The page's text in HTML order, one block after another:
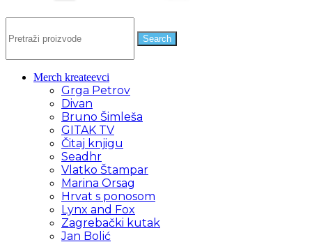
Search
Merch kreateevci
Grga Petrov
Divan
Bruno Šimleša
GITAK TV
Čitaj knjigu
Seadhr
Vlatko Štampar
Marina Orsag
Hrvat s ponosom
Lynx and Fox
Zagrebački kutak
Jan Bolić